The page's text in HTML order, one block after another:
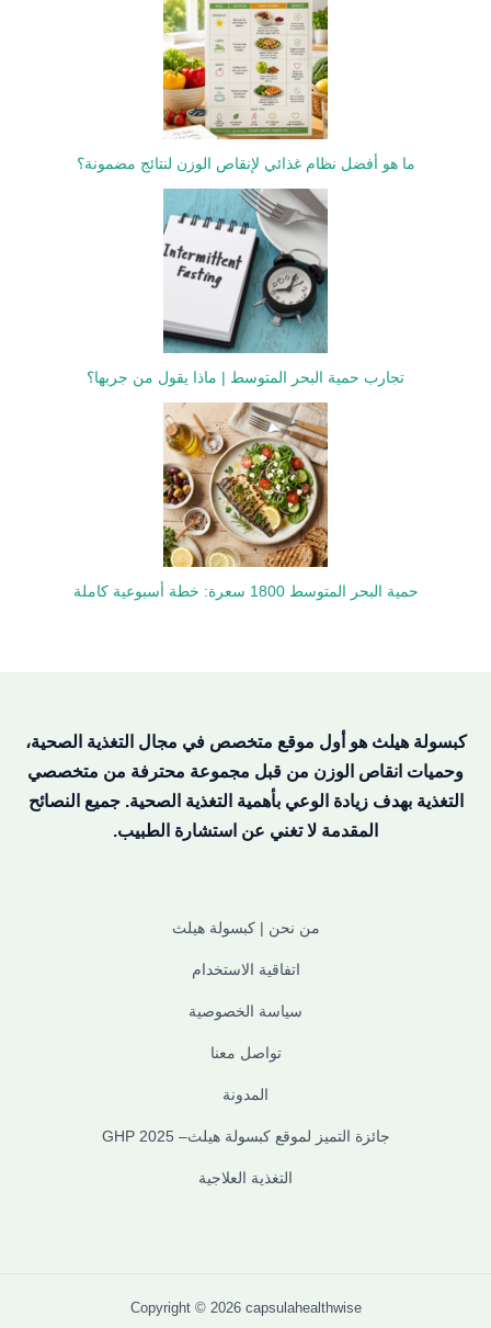
ما هو أفضل نظام غذائي لإنقاص الوزن لنتائج مضمونة؟
تجارب حمية البحر المتوسط | ماذا يقول من جربها؟
حمية البحر المتوسط 1800 سعرة: خطة أسبوعية كاملة
كبسولة هيلث هو أول موقع متخصص في مجال التغذية الصحية،
وحميات انقاص الوزن من قبل مجموعة محترفة من متخصصي
التغذية بهدف زيادة الوعي بأهمية التغذية الصحية. جميع النصائح
المقدمة لا تغني عن استشارة الطبيب.
من نحن | كبسولة هيلث
اتفاقية الاستخدام
سياسة الخصوصية
تواصل معنا
المدونة
جائزة التميز لموقع كبسولة هيلث– GHP 2025
التغذية العلاجية
Copyright © 2026 capsulahealthwise